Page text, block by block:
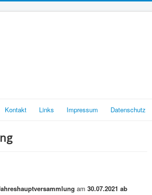
Kontakt Links Impressum Datenschutz
am 30.07.2021 ab